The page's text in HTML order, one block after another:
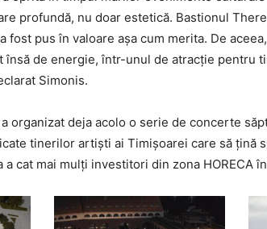
profundă, nu doar estetică. Bastionul
fost pus în valoare așa cum merita. De
însă de energie, într-unul de atracție pentru
Simonis.
organizat deja acolo o serie de concerte
tinerilor artiști ai Timișoarei care să țină
cat mai mulți investitori din zona HORECA